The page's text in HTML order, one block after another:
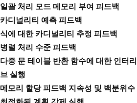
일괄 처리 모드 메모리 부여 피드백
카디널리티 예측 피드백
식에 대한 카디널리티 추정 피드백
병렬 처리 수준 피드백
다중 문 테이블 반환 함수에 대한 인터리
브 실행
메모리 할당 피드백 지속성 및 백분위수